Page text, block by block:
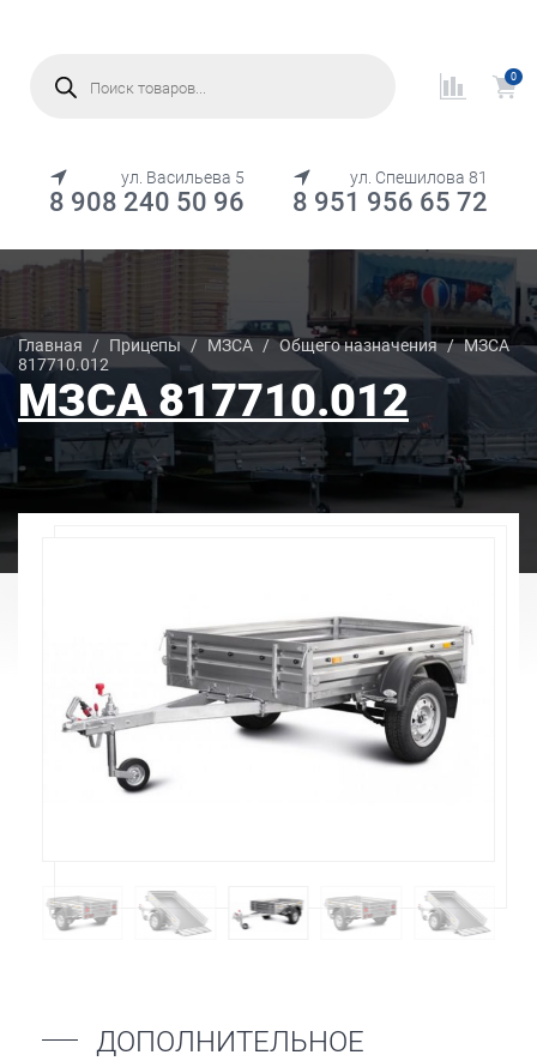
ул. Васильева 5
8 908 240 50 96
ул. Спешилова 81
8 951 956 65 72
0
Главная / Прицепы / МЗСА / Общего назначения / МЗСА
817710.012
МЗСА 817710.012
ДОПОЛНИТЕЛЬНОЕ